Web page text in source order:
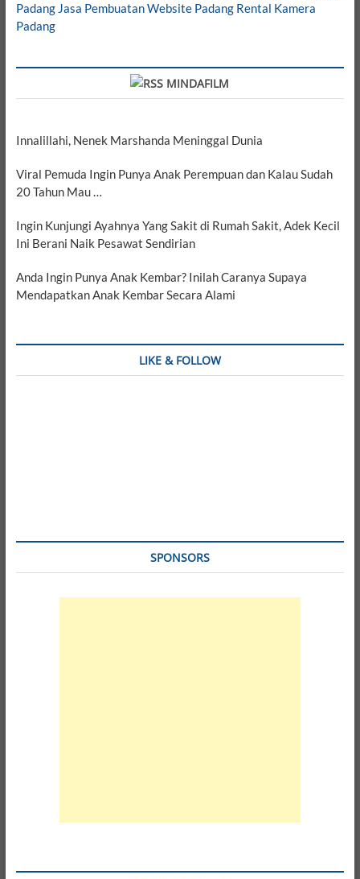
Padang Jasa Pembuatan Website Padang Rental Kamera
Padang
MINDAFILM
Innalillahi, Nenek Marshanda Meninggal Dunia
Viral Pemuda Ingin Punya Anak Perempuan dan Kalau Sudah
20 Tahun Mau …
Ingin Kunjungi Ayahnya Yang Sakit di Rumah Sakit, Adek Kecil
Ini Berani Naik Pesawat Sendirian
Anda Ingin Punya Anak Kembar? Inilah Caranya Supaya
Mendapatkan Anak Kembar Secara Alami
LIKE & FOLLOW
SPONSORS